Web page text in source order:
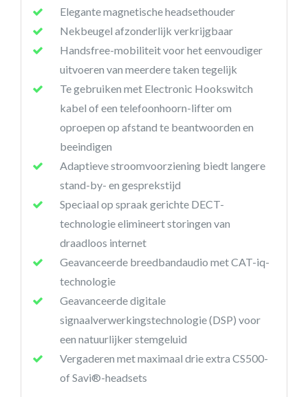
Elegante magnetische headsethouder
Nekbeugel afzonderlijk verkrijgbaar
Handsfree-mobiliteit voor het eenvoudiger
uitvoeren van meerdere taken tegelijk
Te gebruiken met Electronic Hookswitch
kabel of een telefoonhoorn-lifter om
oproepen op afstand te beantwoorden en
beeindigen
Adaptieve stroomvoorziening biedt langere
stand-by- en gesprekstijd
Speciaal op spraak gerichte DECT-
technologie elimineert storingen van
draadloos internet
Geavanceerde breedbandaudio met CAT-iq-
technologie
Geavanceerde digitale
signaalverwerkingstechnologie (DSP) voor
een natuurlijker stemgeluid
Vergaderen met maximaal drie extra CS500-
of Savi®-headsets